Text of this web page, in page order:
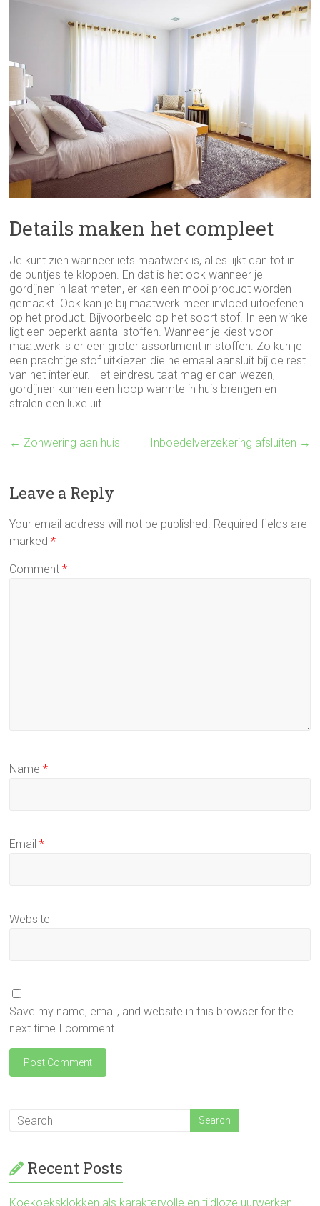
Details maken het compleet
Je kunt zien wanneer iets maatwerk is, alles lijkt dan tot in
de puntjes te kloppen. En dat is het ook wanneer je
gordijnen in laat meten, er kan een mooi product worden
gemaakt. Ook kan je bij maatwerk meer invloed uitoefenen
op het product. Bijvoorbeeld op het soort stof. In een winkel
ligt een beperkt aantal stoffen. Wanneer je kiest voor
maatwerk is er een groter assortiment in stoffen. Zo kun je
een prachtige stof uitkiezen die helemaal aansluit bij de rest
van het interieur. Het eindresultaat mag er dan wezen,
gordijnen kunnen een hoop warmte in huis brengen en
stralen een luxe uit.
← Zonwering aan huis Inboedelverzekering afsluiten →
Leave a Reply
Your email address will not be published. Required fields are
marked*
Comment*
Name*
Email*
Website
Save my name, email, and website in this browser for the
next time I comment.
Recent Posts
Koekoeksklokken als karaktervolle en tijdloze uurwerken